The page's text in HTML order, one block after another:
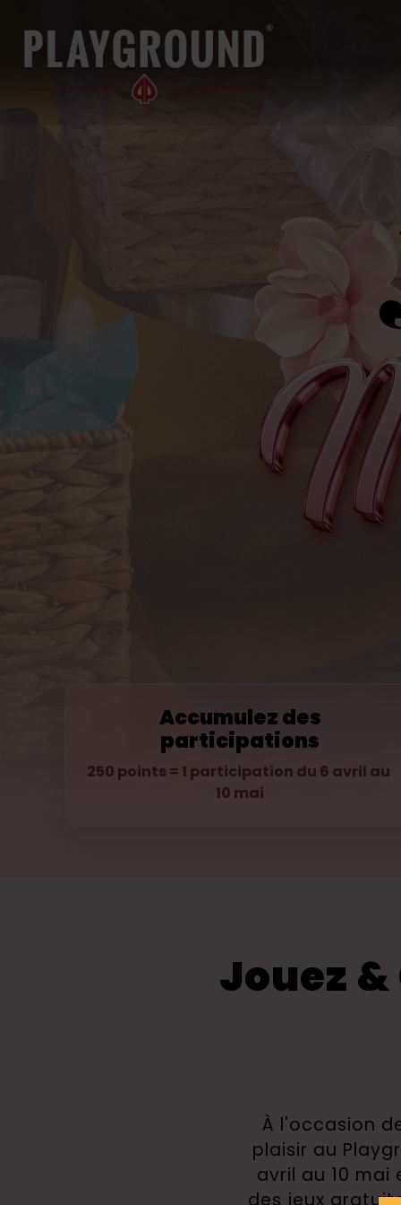
Accumulez des
participations
250 points = 1 participation du 6 avril au
10 mai
Jouez
À l'occasion
plaisir au
avril au 10
des jeux